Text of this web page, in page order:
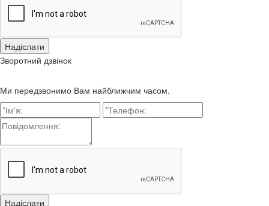
Зворотний дзвінок
Ми передзвонимо Вам найближчим часом.